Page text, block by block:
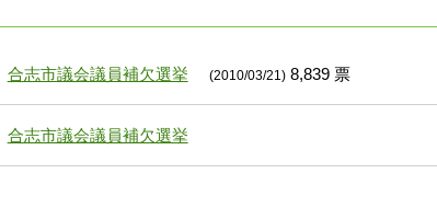
合志市議会議員補欠選挙 (2010/03/21)8,839 票
合志市議会議員補欠選挙